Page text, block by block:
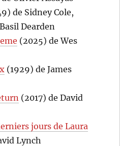
de Sidney Cole,
Dearden
(2025) de Wes
(1929) de James
(2017) de David
jours de Laura
Lynch